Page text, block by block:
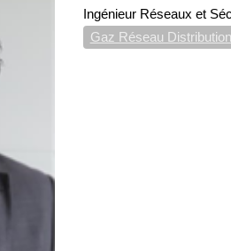
Ingénieur Réseaux et
Gaz Réseau